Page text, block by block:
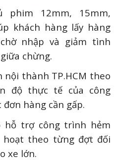
phim 12mm, 15mm,
khách hàng lấy hàng
nhập và giảm tình
chừng.
nội thành TP.HCM theo
độ thực tế của công
hàng cần gấp.
hỗ trợ công trình hẻm
hoạt theo từng đợt đối
xe lớn.